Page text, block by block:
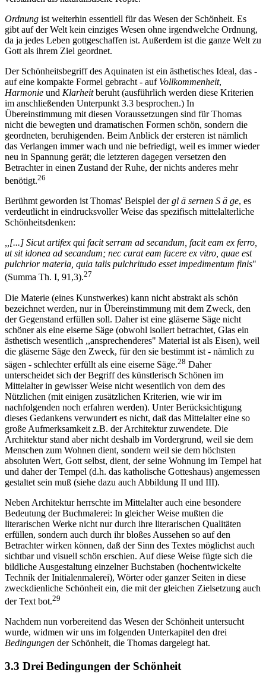
Ordnung ist weiterhin essentiell für das Wesen der Schönheit. Es
gibt auf der Welt kein einziges Wesen ohne irgendwelche Ordnung,
da ja jedes Leben gottgeschaffen ist. Außerdem ist die ganze Welt zu
Gott als ihrem Ziel geordnet.
Der Schönheitsbegriff des Aquinaten ist ein ästhetisches Ideal, das -
auf eine kompakte Formel gebracht - auf Vollkommenheit,
Harmonie und Klarheitberuht (ausführlich werden diese Kriterien
im anschließenden Unterpunkt 3.3 besprochen.) In
Übereinstimmung mit diesen Voraussetzungen sind für Thomas
nicht die bewegten und dramatischen Formen schön, sondern die
geordneten, beruhigenden. Beim Anblick der ersteren ist nämlich
das Verlangen immer wach und nie befriedigt, weil es immer wieder
neu in Spannung gerät; die letzteren dagegen versetzen den
Betrachter in einen Zustand der Ruhe, der nichts anderes mehr
benötigt.26
Berühmt geworden ist Thomas' Beispiel dergl ä sernen S ä ge, es
verdeutlicht in eindrucksvoller Weise das spezifisch mittelalterliche
Schönheitsdenken:
,,[...] Sicut artifex qui facit serram ad secandum, facit eam ex ferro,
ut sit idonea ad secandum; nec curat eam facere ex vitro, quae est
pulchrior materia, quia talis pulchritudo esset impedimentum finis"
(Summa Th. I, 91,3).27
Die Materie (eines Kunstwerkes) kann nicht abstrakt als schön
bezeichnet werden, nur in Übereinstimmung mit dem Zweck, den
der Gegenstand erfüllen soll. Daher ist eine gläserne Säge nicht
schöner als eine eiserne Säge (obwohl isoliert betrachtet, Glas ein
ästhetisch wesentlich ,,ansprechenderes" Material ist als Eisen), weil
die gläserne Säge den Zweck, für den sie bestimmt ist - nämlich zu
sägen - schlechter erfüllt als eine eiserne Säge.28 Daher
unterscheidet sich der Begriff des künstlerisch Schönen im
Mittelalter in gewisser Weise nicht wesentlich von dem des
Nützlichen (mit einigen zusätzlichen Kriterien, wie wir im
nachfolgenden noch erfahren werden). Unter Berücksichtigung
dieses Gedankens verwundert es nicht, daß das Mittelalter eine so
große Aufmerksamkeit z.B. der Architektur zuwendete. Die
Architektur stand aber nicht deshalb im Vordergrund, weil sie dem
Menschen zum Wohnen dient, sondern weil sie dem höchsten
absoluten Wert, Gott selbst, dient, der seine Wohnung im Tempel hat
und daher der Tempel (d.h. das katholische Gotteshaus) angemessen
gestaltet sein muß (siehe dazu auch Abbildung II und III).
Neben Architektur herrschte im Mittelalter auch eine besondere
Bedeutung der Buchmalerei: In gleicher Weise mußten die
literarischen Werke nicht nur durch ihre literarischen Qualitäten
erfüllen, sondern auch durch ihr bloßes Aussehen so auf den
Betrachter wirken können, daß der Sinn des Textes möglichst auch
sichtbar und visuell schön erschien. Auf diese Weise fügte sich die
bildliche Ausgestaltung einzelner Buchstaben (hochentwickelte
Technik der Initialenmalerei), Wörter oder ganzer Seiten in diese
zweckdienliche Schönheit ein, die mit der gleichen Zielsetzung auch
der Text bot.29
Nachdem nun vorbereitend das Wesen der Schönheit untersucht
wurde, widmen wir uns im folgenden Unterkapitel den drei
Bedingungen der Schönheit, die Thomas dargelegt hat.
3.3 Drei Bedingungen der Schönheit